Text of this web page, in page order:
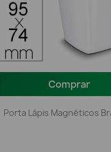
Comprar
Porta Lápis Magnéticos